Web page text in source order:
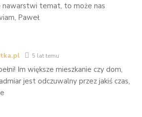
nawarstwi temat, to może nas
Paweł
5 lat temu
Im większe mieszkanie czy dom,
jest odczuwalny przez jakiś czas,